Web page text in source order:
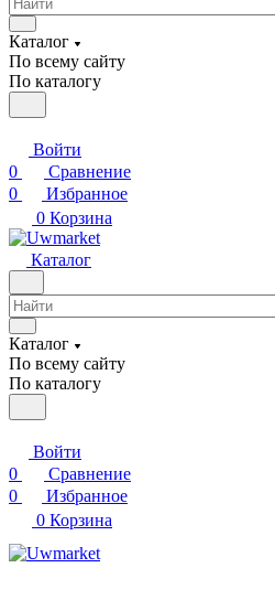
Каталог
По всему сайту
По каталогу
Войти
0
Сравнение
0
Избранное
0 Корзина
Каталог
Каталог
По всему сайту
По каталогу
Войти
0
Сравнение
0
Избранное
0 Корзина